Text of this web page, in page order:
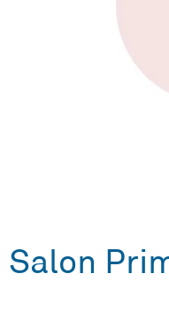
Salon